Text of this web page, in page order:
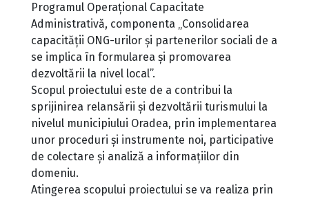
Programul Operațional Capacitate
Administrativă, componenta „Consolidarea
capacității ONG-urilor și partenerilor sociali de a
se implica în formularea și promovarea
dezvoltării la nivel local”.
Scopul proiectului este de a contribui la
sprijinirea relansării și dezvoltării turismului la
nivelul municipiului Oradea, prin implementarea
unor proceduri și instrumente noi, participative
de colectare și analiză a informațiilor din
domeniu.
Atingerea scopului proiectului se va realiza prin